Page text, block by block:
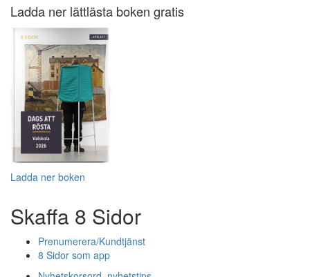
Ladda ner lättlästa boken gratis
Ladda ner boken
Skaffa 8 Sidor
Prenumerera/Kundtjänst
8 Sidor som app